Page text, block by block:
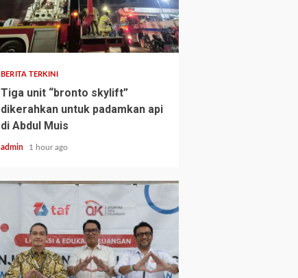
BERITA TERKINI
Tiga unit “bronto skylift”
dikerahkan untuk padamkan api
di Abdul Muis
admin 1 hour ago